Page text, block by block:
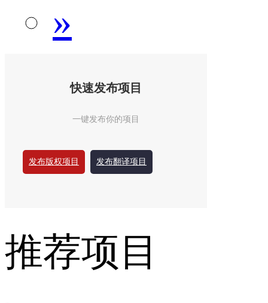
»
快速发布项目
一键发布你的项目
发布版权项目 发布翻译项目
推荐项目